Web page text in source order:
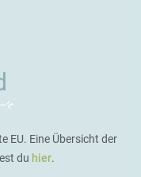
EU. Eine Übersicht der
du hier.